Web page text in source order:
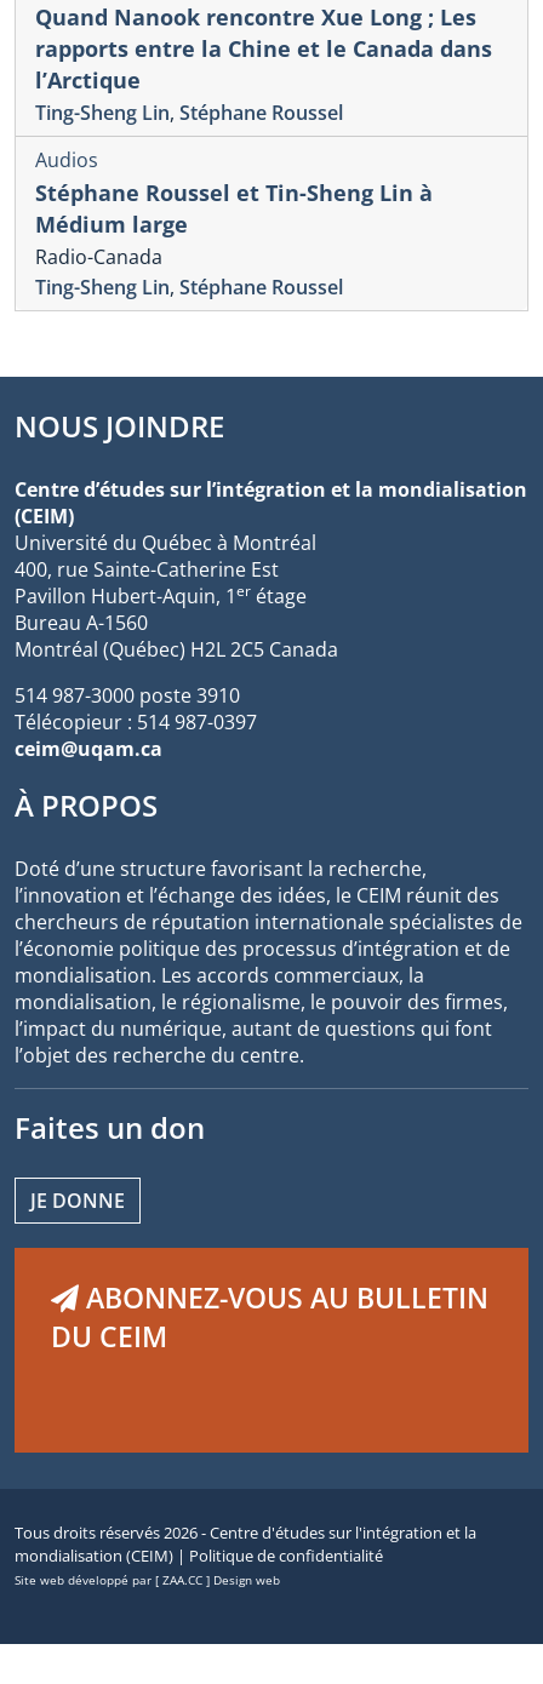
Quand Nanook rencontre Xue Long ; Les
rapports entre la Chine et le Canada dans
l’Arctique
Ting-Sheng Lin, Stéphane Roussel
Audios
Stéphane Roussel et Tin-Sheng Lin à
Médium large
Radio-Canada
Ting-Sheng Lin, Stéphane Roussel
NOUS JOINDRE
Centre d’études sur l’intégration et la mondialisation
(CEIM)
Université du Québec à Montréal
400, rue Sainte-Catherine Est
Pavillon Hubert-Aquin, 1er étage
Bureau A-1560
Montréal (Québec) H2L 2C5 Canada
514 987-3000 poste 3910
Télécopieur : 514 987-0397
ceim@uqam.ca
À PROPOS
Doté d’une structure favorisant la recherche,
l’innovation et l’échange des idées, le CEIM réunit des
chercheurs de réputation internationale spécialistes de
l’économie politique des processus d’intégration et de
mondialisation. Les accords commerciaux, la
mondialisation, le régionalisme, le pouvoir des firmes,
l’impact du numérique, autant de questions qui font
l’objet des recherche du centre.
Faites un don
JE DONNE
ABONNEZ-VOUS AU BULLETIN
DU CEIM
Tous droits réservés 2026 - Centre d'études sur l'intégration et la
mondialisation (CEIM) | Politique de confidentialité
Site web développé par [ ZAA.CC ] Design web